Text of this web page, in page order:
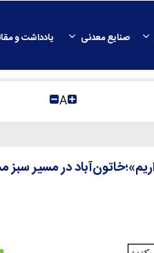
صنایع معدنی یادداشت و
A
در مسیر سبز